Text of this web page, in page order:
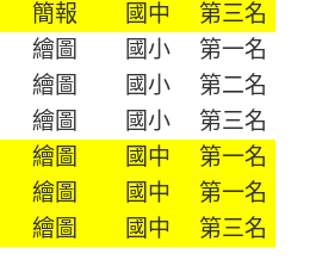
簡報 國中
第三名
繪圖 國小
第一名
繪圖 國小
第二名
繪圖 國小
第三名
繪圖 國中
第一名
繪圖 國中
第一名
繪圖 國中 第三名